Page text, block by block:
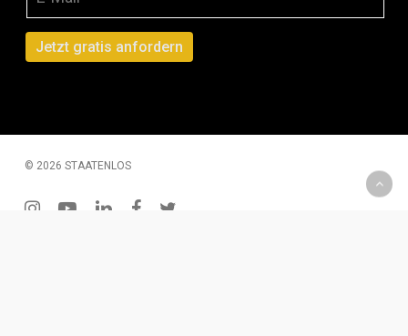
© 2026 STAATENLOS
instagramyoutubelinkedinfacebook
twitter